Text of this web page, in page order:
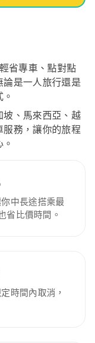
省專車、點對點
是一人旅行還是
坡、馬來西亞、越
服務，讓你的旅程
中長途搭乘最
省比價時間。
時間內取消，